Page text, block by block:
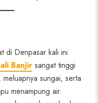
di Denpasar kali ini
Banjir sangat tinggi
sungai, serta
menampung air.